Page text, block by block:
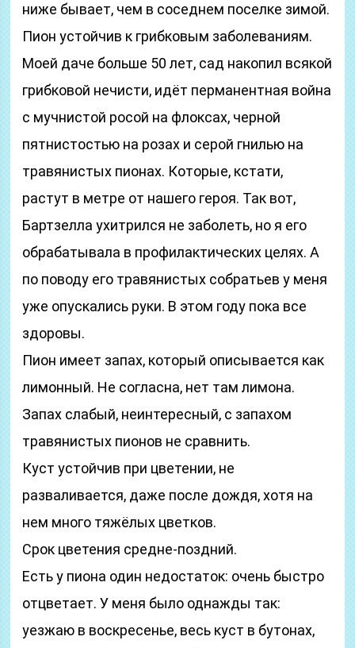
ниже бывает, чем в соседнем поселке зимой.
Пион устойчив к грибковым заболеваниям.
Моей даче больше 50 лет, сад накопил всякой
грибковой нечисти, идёт перманентная война
с мучнистой росой на флоксах, черной
пятнистостью на розах и серой гнилью на
травянистых пионах. Которые, кстати,
растут в метре от нашего героя. Так вот,
Бартзелла ухитрился не заболеть, но я его
обрабатывала в профилактических целях. А
по поводу его травянистых собратьев у меня
уже опускались руки. В этом году пока все
здоровы.
Пион имеет запах, который описывается как
лимонный. Не согласна, нет там лимона.
Запах слабый, неинтересный, с запахом
травянистых пионов не сравнить.
Куст устойчив при цветении, не
разваливается, даже после дождя, хотя на
нем много тяжёлых цветков.
Срок цветения средне-поздний.
Есть у пиона один недостаток: очень быстро
отцветает. У меня было однажды так:
уезжаю в воскресенье, весь куст в бутонах,